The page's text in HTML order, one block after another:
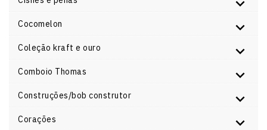
Cocomelon
Coleção kraft e ouro
Comboio Thomas
Construções/bob construtor
Corações